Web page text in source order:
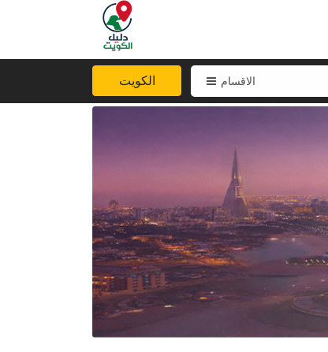
الكويت الاقسام